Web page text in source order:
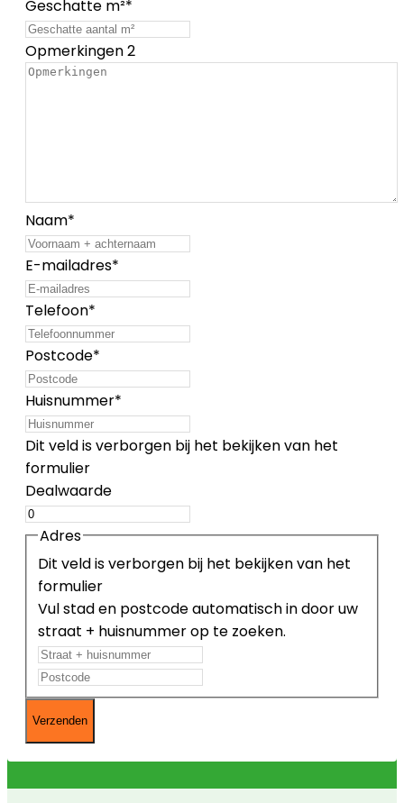
Geschatte m²*
Opmerkingen 2
Naam*
E-mailadres*
Telefoon*
Postcode*
Huisnummer*
Dit veld is verborgen bij het bekijken van het
formulier
Dealwaarde
Dit veld is verborgen bij het bekijken van het
formulier
Adres
Vul stad en postcode automatisch in door uw
straat + huisnummer op te zoeken.
huisnummer
Postcode